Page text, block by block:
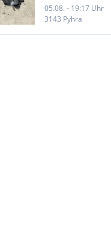
05.08. - 19:17 Uhr
3143 Pyhra